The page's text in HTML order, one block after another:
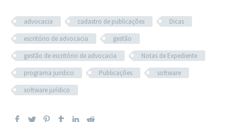
advocacia cadastro de publicações
Dicas
escritório de advocacia
gestão
gestão de escritório de advocacia
Notas de Expediente
programa juridico
Publicações
software
software jurídico